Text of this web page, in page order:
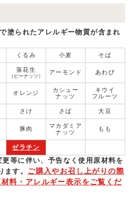
塗られたアレルギー物質が含まれ
くるみ 小麦 そば
落花生
（ピーナッツ） アーモンド あわび
オレンジ
カシュー
ナッツ
キウイ
フルーツ
さけ さば 大豆
豚肉
マカダミア
ナッツ
もも
ゼラチン
等に伴い、予告なく使⽤原材料を
ます。 ご購入やお召し上がりの際
料・アレルギー表示をご覧くだ